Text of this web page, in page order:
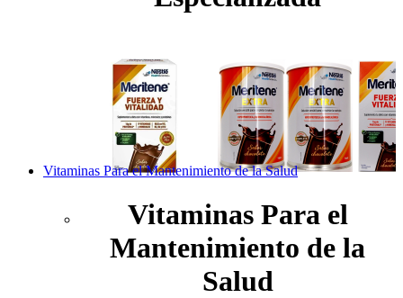
Vitaminas Para el Mantenimiento de la Salud
Vitaminas Para el
Mantenimiento de la
Salud